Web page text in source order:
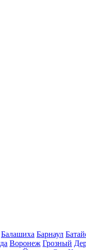
Балашиха Барнаул
Воронеж Грозный